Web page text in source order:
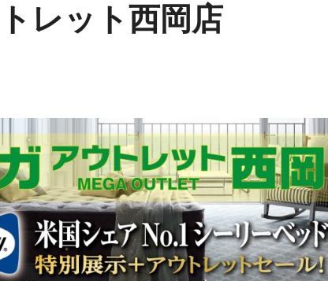
レット西岡店